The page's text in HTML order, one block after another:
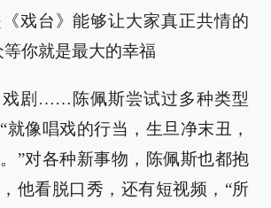
戏台》能够让大家真正共情的
你就是最大的幸福
戏剧……陈佩斯尝试过多种类型
就像唱戏的行当，生旦净末丑，
”对各种新事物，陈佩斯也都抱
他看脱口秀，还有短视频，“所